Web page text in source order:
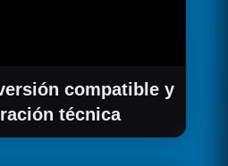
compatible y
técnica
de licencia de